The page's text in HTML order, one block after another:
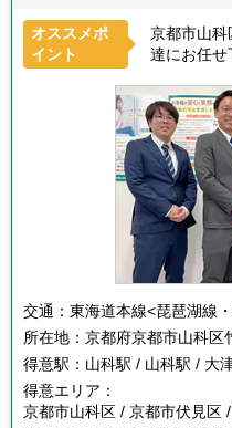
オススメポ
イント
京都市山科
達にお任せ
交通： 東海道本線<琵琶湖線
所在地： 京都府京都市山科区
得意駅： 山科駅 / 山科駅 / 大
得意エリア：
京都市山科区 / 京都市伏見区